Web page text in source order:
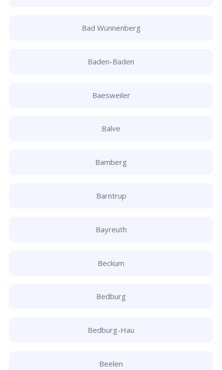
Bad Wünnenberg
Baden-Baden
Baesweiler
Balve
Bamberg
Barntrup
Bayreuth
Beckum
Bedburg
Bedburg-Hau
Beelen